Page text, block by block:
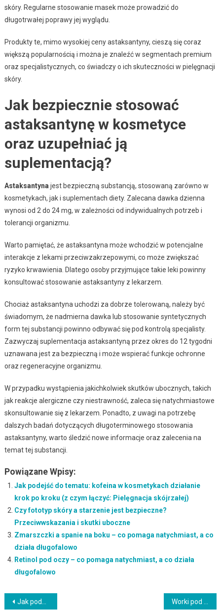
skóry. Regularne stosowanie masek może prowadzić do
długotrwałej poprawy jej wyglądu.
Produkty te, mimo wysokiej ceny astaksantyny, cieszą się coraz
większą popularnością i można je znaleźć w segmentach premium
oraz specjalistycznych, co świadczy o ich skuteczności w pielęgnacji
skóry.
Jak bezpiecznie stosować
astaksantynę w kosmetyce
oraz uzupełniać ją
suplementacją?
Astaksantyna jest bezpieczną substancją, stosowaną zarówno w
kosmetykach, jak i suplementach diety. Zalecana dawka dzienna
wynosi od 2 do 24 mg, w zależności od indywidualnych potrzeb i
tolerancji organizmu.
Warto pamiętać, że astaksantyna może wchodzić w potencjalne
interakcje z lekami przeciwzakrzepowymi, co może zwiększać
ryzyko krwawienia. Dlatego osoby przyjmujące takie leki powinny
konsultować stosowanie astaksantyny z lekarzem.
Chociaż astaksantyna uchodzi za dobrze tolerowaną, należy być
świadomym, że nadmierna dawka lub stosowanie syntetycznych
form tej substancji powinno odbywać się pod kontrolą specjalisty.
Zazwyczaj suplementacja astaksantyną przez okres do 12 tygodni
uznawana jest za bezpieczną i może wspierać funkcje ochronne
oraz regeneracyjne organizmu.
W przypadku wystąpienia jakichkolwiek skutków ubocznych, takich
jak reakcje alergiczne czy niestrawność, zaleca się natychmiastowe
skonsultowanie się z lekarzem. Ponadto, z uwagi na potrzebę
dalszych badań dotyczących długoterminowego stosowania
astaksantyny, warto śledzić nowe informacje oraz zalecenia na
temat tej substancji.
Powiązane Wpisy:
Jak podejść do tematu: kofeina w kosmetykach działanie
krok po kroku (z czym łączyć: Pielęgnacja skójrzałej)
Czy fototyp skóry a starzenie jest bezpieczne?
Przeciwwskazania i skutki uboczne
Zmarszczki a spanie na boku – co pomaga natychmiast, a co
działa długofalowo
Retinol pod oczy – co pomaga natychmiast, a co działa
długofalowo
Nawigacja
Jak podejść do tematu: inflammaging co to krok po kroku (z czym łączyć: jak odbudować barierę hydrolipidową)